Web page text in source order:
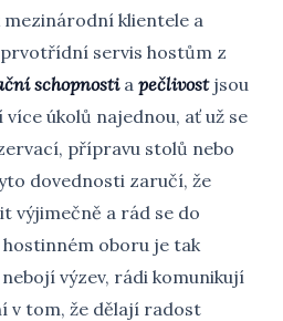
klientele a
servis hostům z
schopnostia pečlivostjsou
úkolů najednou, ať už se
přípravu stolů nebo
dovednosti zaručí, že
výjimečně a rád se do
oboru je tak
výzev, rádi komunikují
v tom, že dělají radost